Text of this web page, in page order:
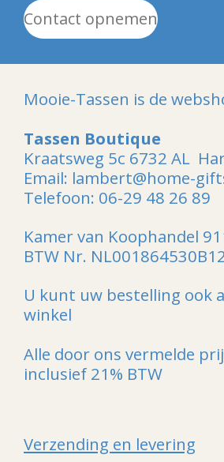
Contact opnemen
Mooie-Tassen is de
Tassen Boutique
Kraatsweg 5c 6732 AL
Email: lambert@home-
Telefoon: 06-29 48 26 89
Kamer van Koophandel
BTW Nr.
U kunt uw bestelling ook
winkel
Alle door ons vermelde
inclusief 21% BTW
Verzending en levering